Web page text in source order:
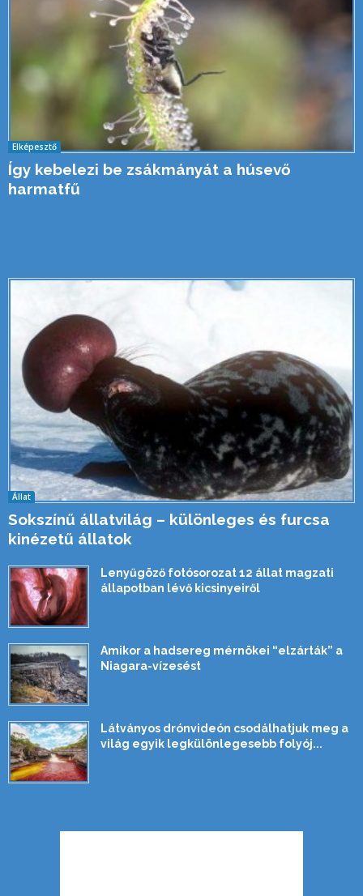
Elképesztő
Így kebelezi be zsákmányát a húsevő
harmatfű
Állat
Sokszínű állatvilág – különleges és furcsa
kinézetű állatok
Lenyűgöző fotósorozat 12 állat magzati
állapotban lévő kicsinyeiről
Amikor a hadsereg mérnökei “elzárták” a
Niagara-vízesést
Látványos drónvideón csodálhatjuk meg a
világ egyik legkülönlegesebb folyój...